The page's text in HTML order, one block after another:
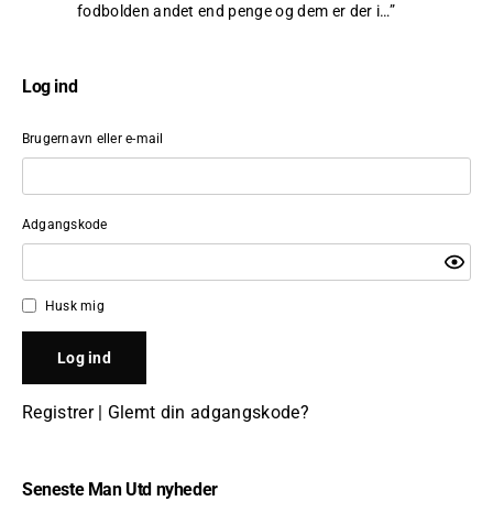
fodbolden andet end penge og dem er der i…”
Log ind
Brugernavn eller e-mail
Adgangskode
Husk mig
Registrer| Glemt din adgangskode?
Seneste Man Utd nyheder